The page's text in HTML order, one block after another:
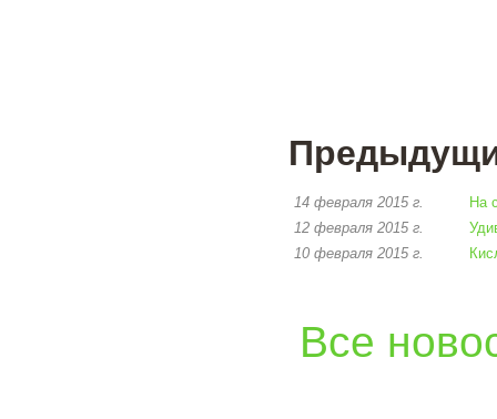
14 февраля 2015 г.
На
12 февраля 2015 г.
10 февраля 2015 г.
Все